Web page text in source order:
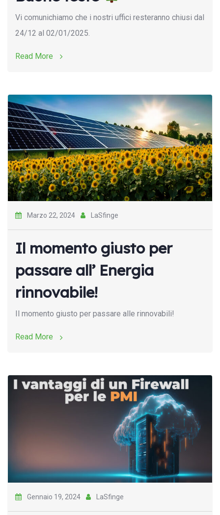
Vi comunichiamo che i nostri uffici resteranno chiusi dal
24/12 al 02/01/2025.
Read More
Marzo 22, 2024 LaSfinge
Il momento giusto per
passare all’ Energia
rinnovabile!
Il momento giusto per passare alle rinnovabili!
Read More
Gennaio 19, 2024 LaSfinge